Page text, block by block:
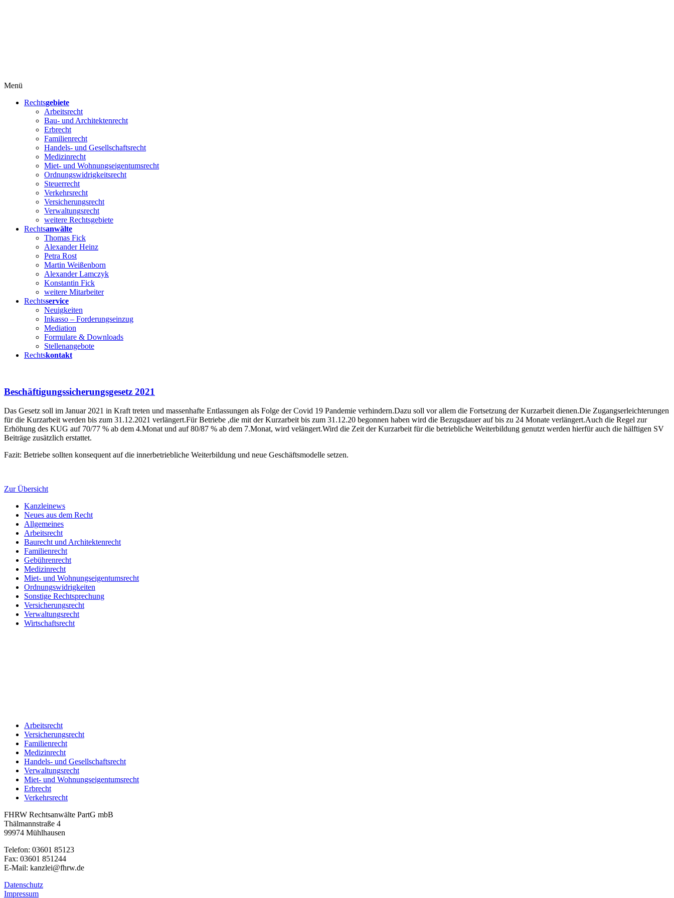
Menü
Rechtsgebiete
Arbeitsrecht
Bau- und Architektenrecht
Erbrecht
Familienrecht
Handels- und Gesellschaftsrecht
Medizinrecht
Miet- und Wohnungseigentumsrecht
Ordnungswidrigkeitsrecht
Steuerrecht
Verkehrsrecht
Versicherungsrecht
Verwaltungsrecht
weitere Rechtsgebiete
Rechtsanwälte
Thomas Fick
Alexander Heinz
Petra Rost
Martin Weißenborn
Alexander Lamczyk
Konstantin Fick
weitere Mitarbeiter
Rechtsservice
Neuigkeiten
Inkasso – Forderungseinzug
Mediation
Formulare & Downloads
Stellenangebote
Rechtskontakt
Beschäftigungssicherungsgesetz 2021
Das Gesetz soll im Januar 2021 in Kraft treten und massenhafte Entlassungen als Folge der Covid 19 Pandemie verhindern.Dazu soll vor allem die Fortsetzung der Kurzarbeit dienen.Die Zugangserleichterungen
für die Kurzarbeit werden bis zum 31.12.2021 verlängert.Für Betriebe ,die mit der Kurzarbeit bis zum 31.12.20 begonnen haben wird die Bezugsdauer auf bis zu 24 Monate verlängert.Auch die Regel zur
Erhöhung des KUG auf 70/77 % ab dem 4.Monat und auf 80/87 % ab dem 7.Monat, wird velängert.Wird die Zeit der Kurzarbeit für die betriebliche Weiterbildung genutzt werden hierfür auch die hälftigen SV
Beiträge zusätzlich erstattet.
Fazit: Betriebe sollten konsequent auf die innerbetriebliche Weiterbildung und neue Geschäftsmodelle setzen.
Zur Übersicht
Kanzleinews
Neues aus dem Recht
Allgemeines
Arbeitsrecht
Baurecht und Architektenrecht
Familienrecht
Gebührenrecht
Medizinrecht
Miet- und Wohnungseigentumsrecht
Ordnungswidrigkeiten
Sonstige Rechtsprechung
Versicherungsrecht
Verwaltungsrecht
Wirtschaftsrecht
Arbeitsrecht
Versicherungsrecht
Familienrecht
Medizinrecht
Handels- und Gesellschaftsrecht
Verwaltungsrecht
Miet- und Wohnungseigentumsrecht
Erbrecht
Verkehrsrecht
FHRW Rechtsanwälte PartG mbB
Thälmannstraße 4
99974 Mühlhausen
Telefon: 03601 85123
Fax: 03601 851244
E-Mail: kanzlei@fhrw.de
Datenschutz
Impressum